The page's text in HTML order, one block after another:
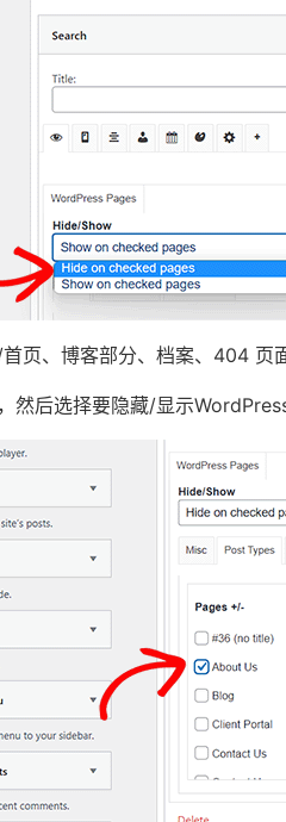
页、博客部分、档案、404 页
然后选择要隐藏/显示